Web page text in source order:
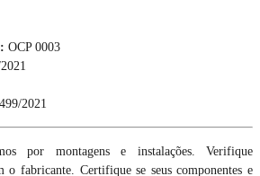
OCP 0003
499/2021
por montagens e instalações. Verifique
o fabricante. Certifique se seus componentes e